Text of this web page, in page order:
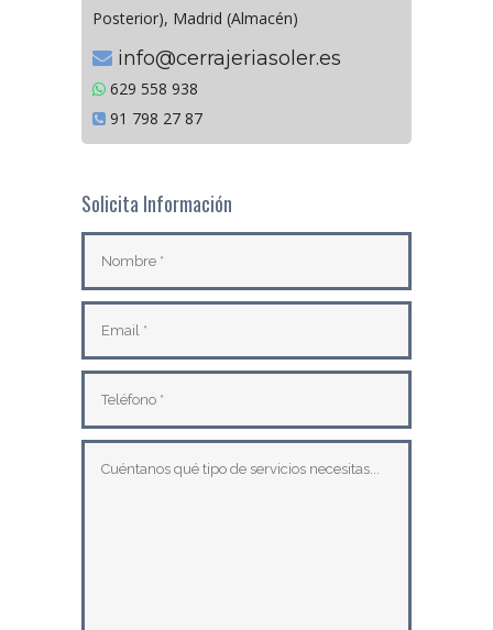
Posterior), Madrid (Almacén)
info@cerrajeriasoler.es
629 558 938
91 798 27 87
Solicita Información